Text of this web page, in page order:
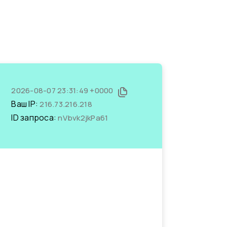
2026-08-07 23:31:49 +0000
Ваш IP:216.73.216.218
ID запроса:nVbvk2jkPa61